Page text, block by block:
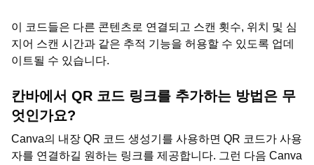
이 코드들은 다른 콘텐츠로 연결되고 스캔 횟수, 위치 및 심
지어 스캔 시간과 같은 추적 기능을 허용할 수 있도록 업데
이트될 수 있습니다.
칸바에서 QR 코드 링크를 추가하는 방법은 무
엇인가요?
Canva의 내장 QR 코드 생성기를 사용하면 QR 코드가 사용
자를 연결하길 원하는 링크를 제공합니다. 그런 다음 Canva